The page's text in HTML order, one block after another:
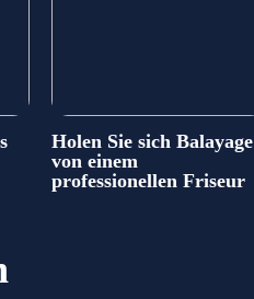
Holen Sie sich Balayage
von einem
professionellen Friseur